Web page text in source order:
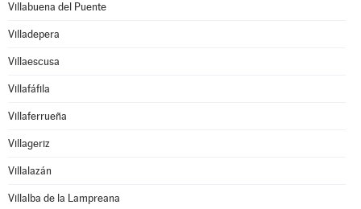
Villabuena del Puente
Villadepera
Villaescusa
Villafáfila
Villaferrueña
Villageriz
Villalazán
Villalba de la Lampreana